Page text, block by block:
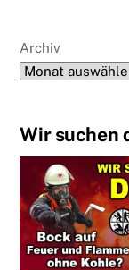
Archiv
Wir suchen